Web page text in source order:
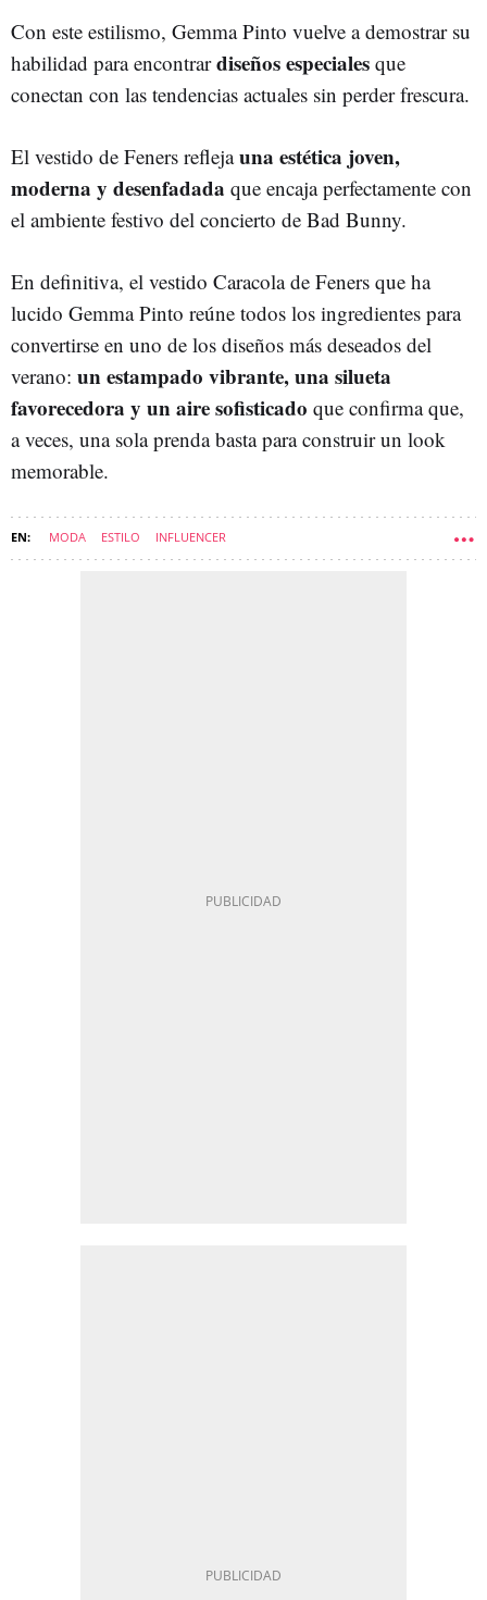
Con este estilismo, Gemma Pinto vuelve a demostrar su
habilidad para encontrardiseños especiales que
conectan con las tendencias actuales sin perder frescura.
El vestido de Feners reflejauna estética joven,
moderna y desenfadada que encaja perfectamente con
el ambiente festivo del concierto de Bad Bunny.
En definitiva, el vestido Caracola de Feners que ha
lucido Gemma Pinto reúne todos los ingredientes para
convertirse en uno de los diseños más deseados del
verano: un estampado vibrante, una silueta
favorecedora y un aire sofisticado que confirma que,
a veces, una sola prenda basta para construir un look
memorable.
MODA ESTILO INFLUENCER